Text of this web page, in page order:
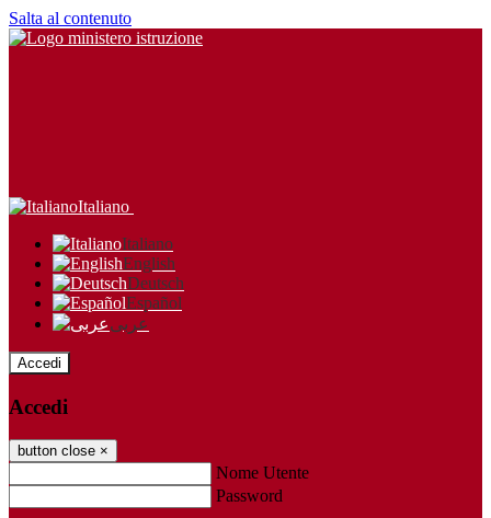
Salta al contenuto
Italiano
Italiano
English
Deutsch
Español
عربى
Accedi
Accedi
button close ×
Nome Utente
Password